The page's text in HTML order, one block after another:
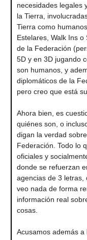
necesidades legales
la Tierra,
Tierra como
Estelares, Walk Ins
de la Federación
5D y en 3D jugando
son humanos, y
diplomáticos de la
pero creo que está
Ahora bien, es
quiénes son, o
digan la verdad
Federación. Todo lo
oficiales y
donde se refuerzan
agencias de 3 letras,
veo nada de forma
información real
cosas.
Acusamos además